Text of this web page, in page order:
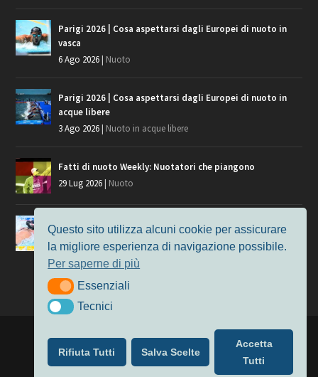
Parigi 2026 | Cosa aspettarsi dagli Europei di nuoto in
vasca
6 Ago 2026 Nuoto
Parigi 2026 | Cosa aspettarsi dagli Europei di nuoto in
acque libere
3 Ago 2026 Nuoto in acque libere
Fatti di nuoto Weekly: Nuotatori che piangono
29 Lug 2026 Nuoto
Giochi del Mediterraneo, i convocati del nuoto per
Taranto 2026
9 Lug 2026
Nuoto
| Alimentato da
Nuoto
MasterS Podcast Il Nuoto in Cifre
Privacy & Cookie Policy
Questo sito utilizza alcuni cookie per assicurare
la migliore esperienza di navigazione possibile.
Per saperne di più
EssenzialiEssenziali
TecniciTecnici
Rifiuta Tutti Salva Scelte
Accetta
Tutti